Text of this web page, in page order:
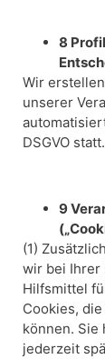
8
Wir
unserer
DSGVO statt.
9
(1)
wir bei Ihrer
Hilfsmittel
Cookies,
können. Sie
jederzeit